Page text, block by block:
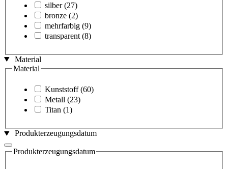
silber (27)
bronze (2)
mehrfarbig (9)
transparent (8)
Material
Material
Kunststoff (60)
Metall (23)
Titan (1)
Produkterzeugungsdatum
Produkterzeugungsdatum